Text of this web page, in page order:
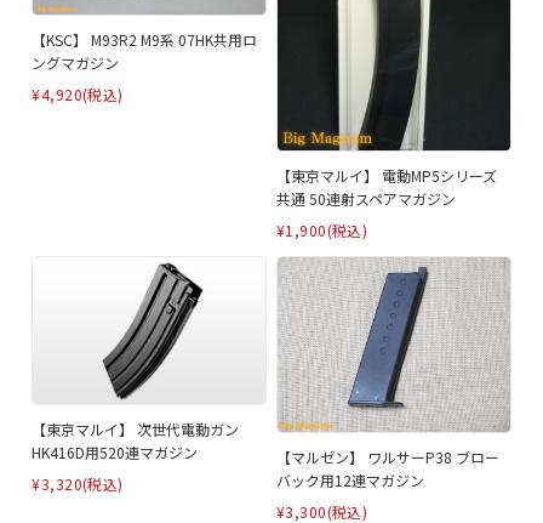
【KSC】 M93R2 M9系 07HK共用ロ
ングマガジン
¥4,920(税込)
【東京マルイ】 電動MP5シリーズ
共通 50連射スペアマガジン
¥1,900(税込)
【東京マルイ】 次世代電動ガン
HK416D用520連マガジン
¥3,320(税込)
【マルゼン】 ワルサーP38 ブロー
バック用12連マガジン
¥3,300(税込)